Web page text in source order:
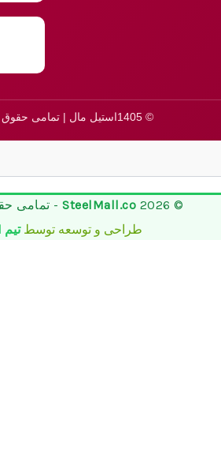
© 1405استیل مال | تمامی حقوق محفوظ است
© 2026
SteelMall.co - تمامی
طراحی و توسعه توسطتیم SteelMall